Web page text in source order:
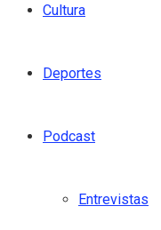
Cultura
Deportes
Podcast
Entrevistas